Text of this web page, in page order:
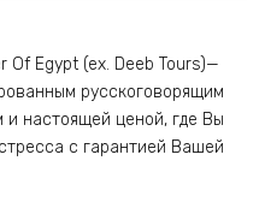
Of Egypt (ex. Deeb Tours)—
русскоговорящим
настоящей ценой, где Вы
с гарантией Вашей